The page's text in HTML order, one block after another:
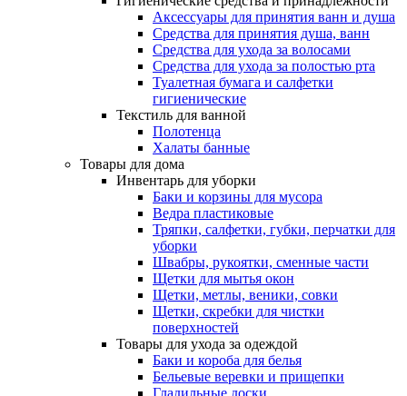
Аксессуары для принятия ванн и душа
Средства для принятия душа, ванн
Средства для ухода за волосами
Средства для ухода за полостью рта
Туалетная бумага и салфетки
гигиенические
Текстиль для ванной
Полотенца
Халаты банные
Товары для дома
Инвентарь для уборки
Баки и корзины для мусора
Ведра пластиковые
Тряпки, салфетки, губки, перчатки для
уборки
Швабры, рукоятки, сменные части
Щетки для мытья окон
Щетки, метлы, веники, совки
Щетки, скребки для чистки
поверхностей
Товары для ухода за одеждой
Баки и короба для белья
Бельевые веревки и прищепки
Гладильные доски